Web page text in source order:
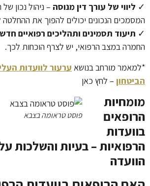
✓ ליווי של עורך דין מנוסה – ניהול נכון
המסמכים הנכונים יכולים להפוך את
✓ תיעוד תסמינים ותהליכים רפואיים
החמרה במצב הרפואי, יש לצרף הוכחות לכך.
*למאמר מורחב בנושא ערעור לוועדות
הביטחון – לחץ כאן
פוסט טראומה בצבא
מומחיות
הרופאים
בוועדות
הרפואיות – בעיות והשלכות
הוועדה